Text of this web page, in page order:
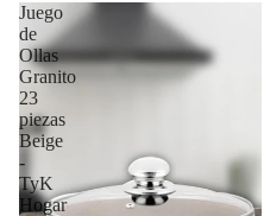
Juego
de
Ollas
Granito
23
piezas
Beige
-
TyK
Hogar